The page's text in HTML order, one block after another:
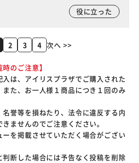
役に立った
2 3 4 次へ >>
のご注意】
入は、アイリスプラザでご購入された
また、お一人様１商品につき１回のみ
名誉等を損ねたり、法令に違反する内
ませんのでご注意ください。
ーを掲載させていただく場合がござい
判断した場合には予告なく投稿を削除